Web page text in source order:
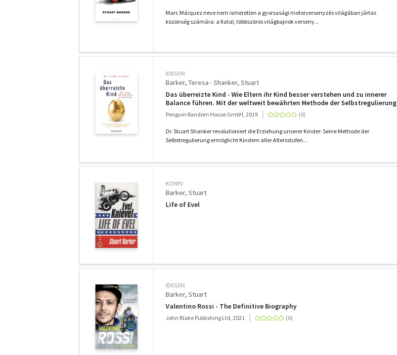
Marc Márquez neve nem ismeretlen a gyorsasági motorversenyzés világában jártas
közönség számára: a fiatal, többszörös világbajnok verseny...
IDEGEN
Barker, Teresa - Shanker, Stuart
Das überreizte Kind - Wie Eltern ihr Kind besser verstehen und zu innerer
Balance führen. Mit der weltweit bewährten Methode der Selbstregulierung
Penguin Random House GmbH, 2019
Dr. Stuart Shanker revolutioniert die Erziehung unserer Kinder: Seine Methode der
Selbstregulierung ermöglicht Kindern aller Altersstufen...
KÖNYV
Barker, Stuart
Life of Evel
IDEGEN
Barker, Stuart
Valentino Rossi - The Definitive Biography
John Blake Publishing Ltd, 2021